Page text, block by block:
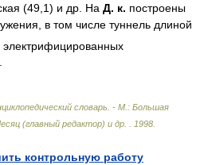
(49,1) и др. На Д. к. построены
в том числе туннель длиной
электрифицированных
словарь. - М.: Большая
(главный редактор) и др. 1998
контрольную работу